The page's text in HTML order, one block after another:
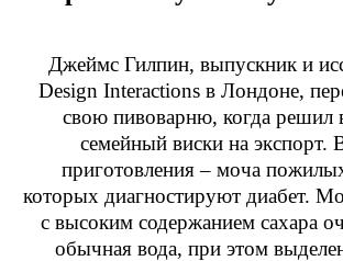
Джеймс Гилпин, выпускник и
Design Interactions в Лондоне,
свою пивоварню, когда решил
семейный виски на экспорт.
приготовления – моча
которых диагностируют диабет.
с высоким содержанием сахара
обычная вода, при этом